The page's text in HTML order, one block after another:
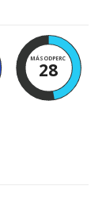
MÁSODPERC
27